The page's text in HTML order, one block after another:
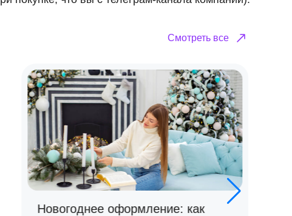
Смотреть все
Новогоднее оформление: как